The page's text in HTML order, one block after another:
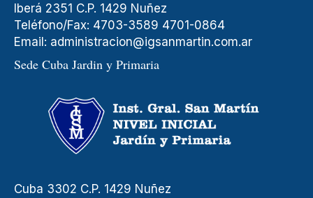
Iberá 2351 C.P. 1429 Nuñez
Teléfono/Fax: 4703-3589 4701-0864
Email: administracion@igsanmartin.com.ar
Sede Cuba Jardin y Primaria
Cuba 3302 C.P. 1429 Nuñez